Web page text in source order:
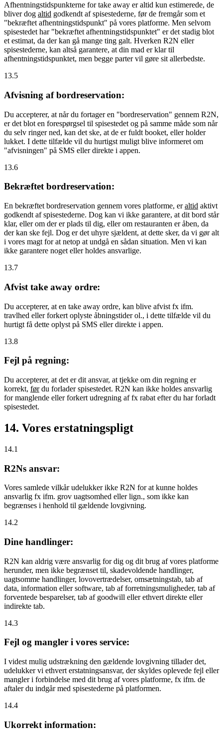
Afhentningstidspunkterne for take away er altid kun estimerede, de
bliver dog altid godkendt af spisestederne, før de fremgår som et
"bekræftet afhentningstidspunkt" på vores platforme. Men selvom
spisestedet har "bekræftet afhentningstidspunktet" er det stadig blot
et estimat, da der kan gå mange ting galt. Hverken R2N eller
spisestederne, kan altså garantere, at din mad er klar til
afhentningstidspunktet, men begge parter vil gøre sit allerbedste.
13.5
Afvisning af bordreservation:
Du accepterer, at når du fortager en "bordreservation" gennem R2N,
er det blot en forespørgsel til spisestedet og på samme måde som når
du selv ringer ned, kan det ske, at de er fuldt booket, eller holder
lukket. I dette tilfælde vil du hurtigst muligt blive informeret om
"afvisningen" på SMS eller direkte i appen.
13.6
Bekræftet bordreservation:
En bekræftet bordreservation gennem vores platforme, eraltid aktivt
godkendt af spisestederne. Dog kan vi ikke garantere, at dit bord står
klar, eller om der er plads til dig, eller om restauranten er åben, da
der kan ske fejl. Dog er det uhyre sjældent, at dette sker, da vi gør alt
i vores magt for at netop at undgå en sådan situation. Men vi kan
ikke garantere noget eller holdes ansvarlige.
13.7
Afvist take away ordre:
Du accepterer, at en take away ordre, kan blive afvist fx ifm.
travlhed eller forkert oplyste åbningstider ol., i dette tilfælde vil du
hurtigt få dette oplyst på SMS eller direkte i appen.
13.8
Fejl på regning:
Du accepterer, at det er dit ansvar, at tjekke om din regning er
korrekt, førdu forlader spisestedet. R2N kan ikke holdes ansvarlig
for manglende eller forkert udregning af fx rabat efter du har forladt
spisestedet.
14. Vores erstatningspligt
14.1
R2Ns ansvar:
Vores samlede vilkår udelukker ikke R2N for at kunne holdes
ansvarlig fx ifm. grov uagtsomhed eller lign., som ikke kan
begrænses i henhold til gældende lovgivning.
14.2
Dine handlinger:
R2N kan aldrig være ansvarlig for dig og dit brug af vores platforme
herunder, men ikke begrænset til, skadevoldende handlinger,
uagtsomme handlinger, lovovertrædelser, omsætningstab, tab af
data, information eller software, tab af forretningsmuligheder, tab af
forventede besparelser, tab af goodwill eller ethvert direkte eller
indirekte tab.
14.3
Fejl og mangler i vores service:
I videst mulig udstrækning den gældende lovgivning tillader det,
udelukker vi ethvert erstatningsansvar, der skyldes oplevede fejl eller
mangler i forbindelse med dit brug af vores platforme, fx ifm. de
aftaler du indgår med spisestederne på platformen.
14.4
Ukorrekt information: